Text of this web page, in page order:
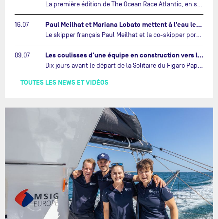
La première édition de The Ocean Race Atlantic, en septembre prochain, verra s'affronter pour la première fois deux exemples des toutes dernières tendances en matière de conception d’IMOCA.…
16.07 Paul Meilhat et Mariana Lobato mettent à l’eau leur bateau et lancent leur nouvelle campagne « United by the Ocean »…
Le skipper français Paul Meilhat et la co-skipper portugaise Mariana Lobato mettent à l’eau aujourd’hui à Lorient leur IMOCA à bord duquel ils participeront à The Ocean Race Atlantic (septembre 2026) puis à The Ocean Race, le tour du monde en équipage (janvier 2027).…
09.07 Les coulisses d'une équipe en construction vers le Vendée Globe…
TOUTES LES NEWS ET VIDÉOS